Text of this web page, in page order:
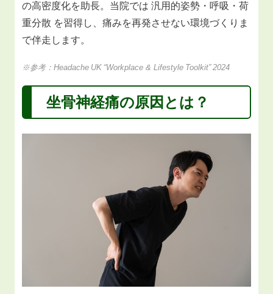
の高密度化を助長。当院では 汎用的姿勢・呼吸・荷
重分散 を習得し、痛みを再発させない環境づくりま
で伴走します。
※参考：Headache UK “Workplace & Lifestyle Toolkit” 2024
坐骨神経痛の原因とは？